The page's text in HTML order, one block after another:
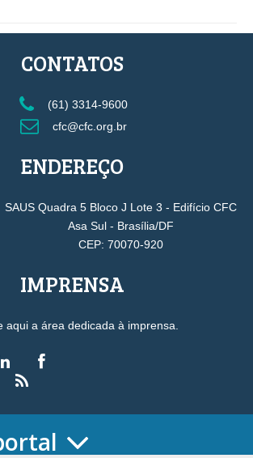
CONTATOS
(61) 3314-9600
cfc@cfc.org.br
ENDEREÇO
SAUS Quadra 5 Bloco J Lote 3 - Edifício CFC
Asa Sul - Brasília/DF
CEP: 70070-920
IMPRENSA
aqui a área dedicada à imprensa.